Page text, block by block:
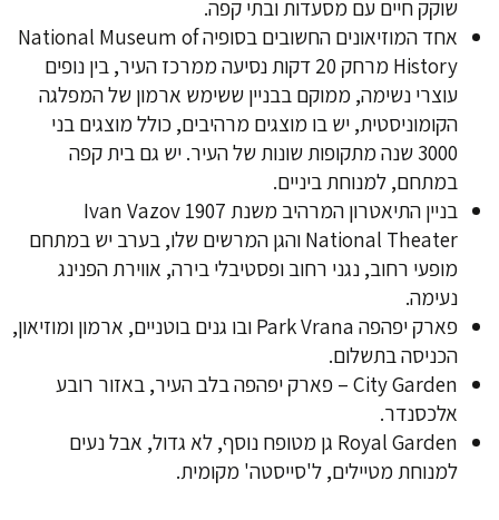
שוקק חיים עם מסעדות ובתי קפה.
אחד המוזיאונים החשובים בסופיה National Museum of
History מרחק 20 דקות נסיעה ממרכז העיר, בין נופים
עוצרי נשימה, ממוקם בבניין ששימש ארמון של המפלגה
הקומוניסטית, יש בו מוצגים מרהיבים, כולל מוצגים בני
3000 שנה מתקופות שונות של העיר. יש גם בית קפה
במתחם, למנוחת ביניים.
בניין התיאטרון המרהיב משנת 1907 Ivan Vazov
National Theater והגן המרשים שלו, בערב יש במתחם
מופעי רחוב, נגני רחוב ופסטיבלי בירה, אווירת הפנינג
נעימה.
פארק יפהפה Park Vrana ובו גנים בוטניים, ארמון ומוזיאון,
הכניסה בתשלום.
City Garden – פארק יפהפה בלב העיר, באזור רובע
אלכסנדר.
Royal Garden גן מטופח נוסף, לא גדול, אבל נעים
למנוחת מטיילים, ל'סייסטה' מקומית.